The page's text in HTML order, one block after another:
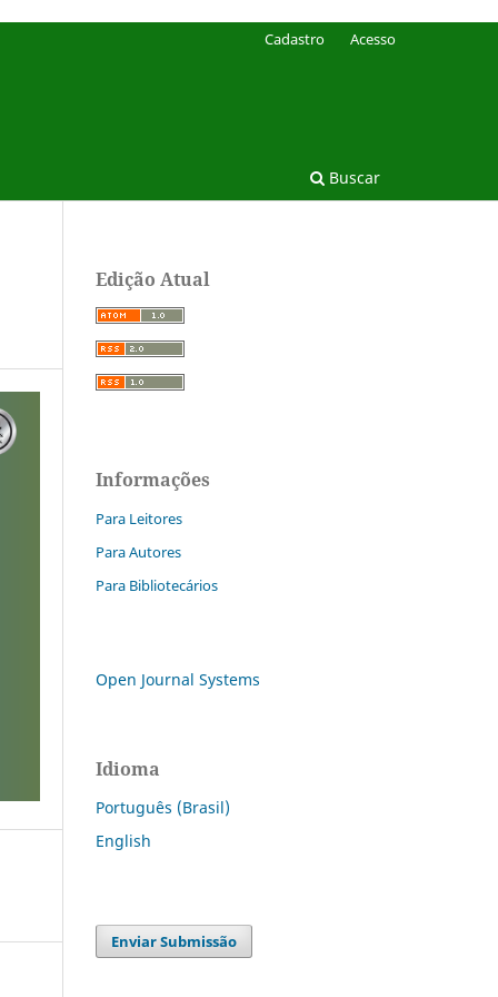
Buscar
Cadastro Acesso
Edição Atual
Informações
Para Leitores
Para Autores
Para Bibliotecários
Open Journal Systems
Idioma
Português (Brasil)
English
Enviar Submissão